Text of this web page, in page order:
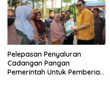
Pelepasan Penyaluran
Cadangan Pangan
Pemerintah Untuk Pemberian